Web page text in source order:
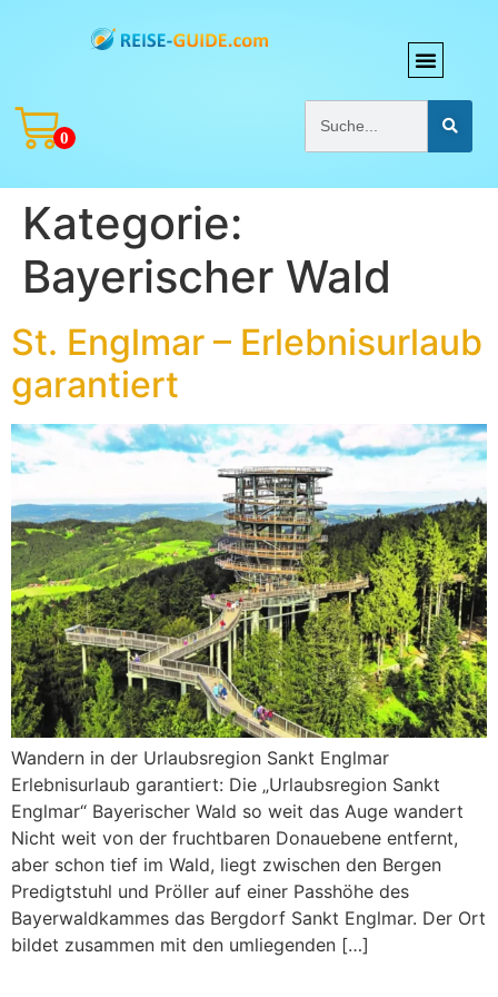
0
Kategorie:
Bayerischer Wald
St. Englmar – Erlebnisurlaub
garantiert
Wandern in der Urlaubsregion Sankt Englmar ​
Erlebnisurlaub garantiert: Die „Urlaubsregion Sankt
Englmar“ Bayerischer Wald so weit das Auge wandert
Nicht weit von der fruchtbaren Donauebene entfernt,
aber schon tief im Wald, liegt zwischen den Bergen
Predigtstuhl und Pröller auf einer Passhöhe des
Bayerwaldkammes das Bergdorf Sankt Englmar. Der Ort
bildet zusammen mit den umliegenden […]